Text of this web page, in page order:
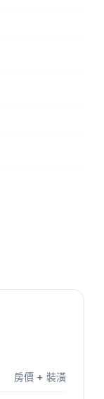
房價 + 裝潢